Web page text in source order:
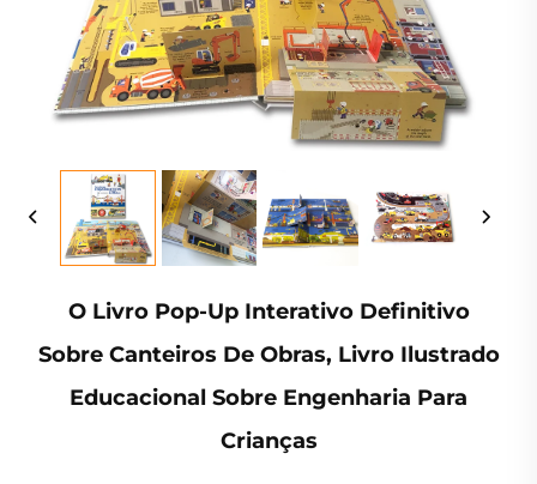
O Livro Pop-Up Interativo Definitivo
Sobre Canteiros De Obras, Livro Ilustrado
Educacional Sobre Engenharia Para
Crianças